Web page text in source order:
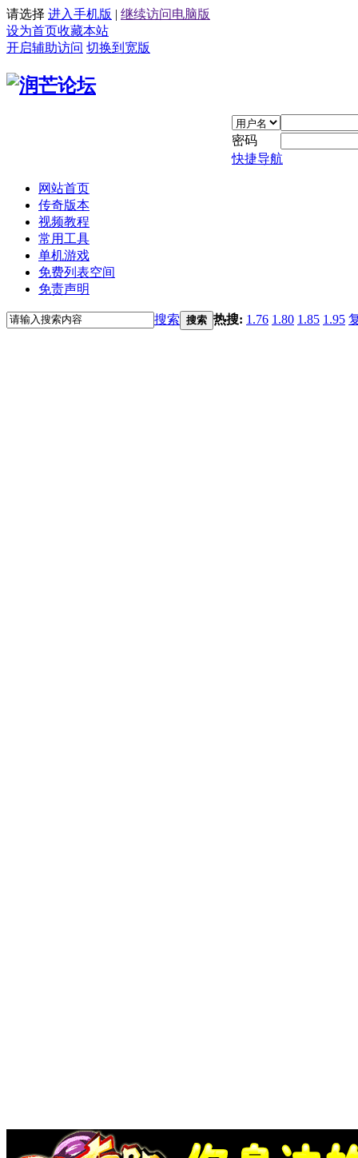
请选择 进入手机版 | 继续访问电脑版
设为首页收藏本站
开启辅助访问 切换到宽版
密码
快捷导航
网站首页
传奇版本
视频教程
常用工具
单机游戏
免费列表空间
免责声明
搜索 搜索 热搜: 1.76 1.80 1.85 1.95